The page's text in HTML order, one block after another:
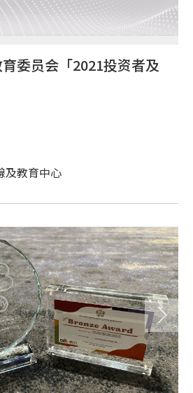
委员会「2021投资者及
及教育中心